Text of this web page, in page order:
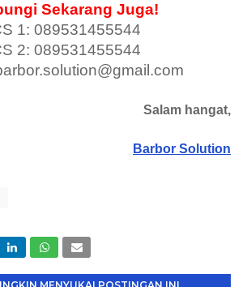
Sekarang Juga!
1: 089531455544
2: 089531455544
Salam hangat,
Barbor Solution